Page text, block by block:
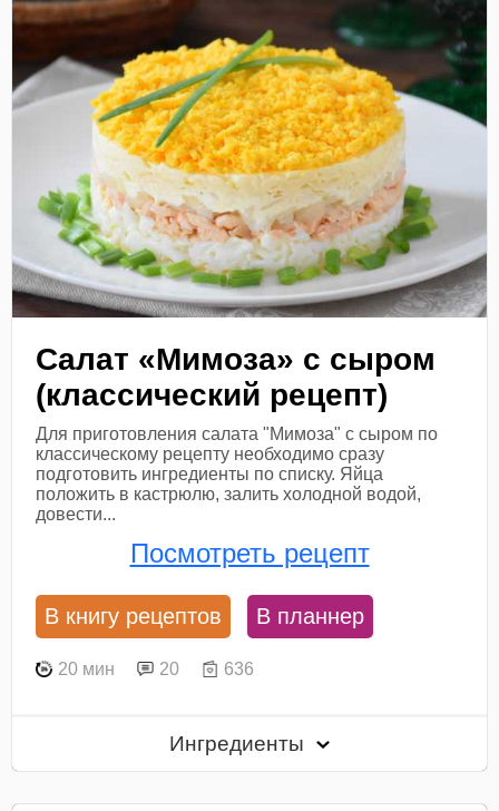
Салат «Мимоза» с сыром
(классический рецепт)
Для приготовления салата "Мимоза" с сыром по
классическому рецепту необходимо сразу
подготовить ингредиенты по списку. Яйца
положить в кастрюлю, залить холодной водой,
довести...
Посмотреть рецепт
В книгу рецептов В планнер
20 мин 20 636
Ингредиенты